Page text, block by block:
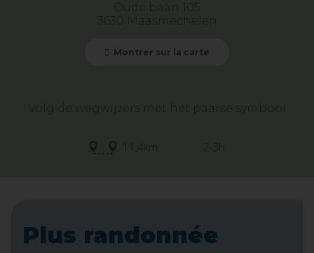
Oude baan 105
3630 Maasmechelen
Montrer sur la carte
Volg de wegwijzers met het paarse symbool
11,4km
Plus randonnée